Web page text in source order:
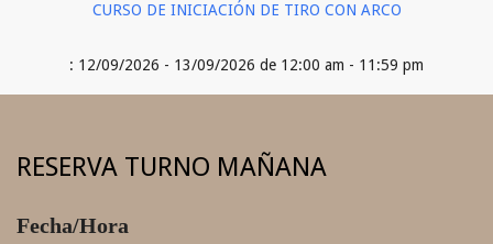
CURSO DE INICIACIÓN DE TIRO CON ARCO
: 12/09/2026 - 13/09/2026 de 12:00 am - 11:59 pm
RESERVA TURNO MAÑANA
Fecha/Hora